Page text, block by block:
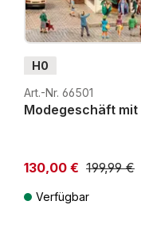
H0
Art.-Nr. 66501
Modegeschäft
130,00 € 199,99 €
Verfügbar